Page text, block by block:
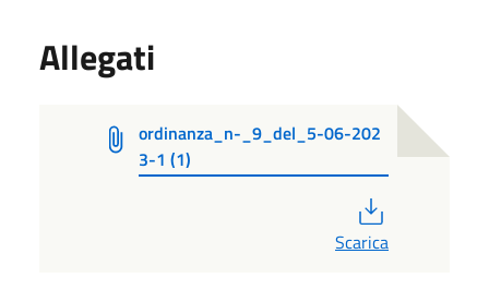
Allegati
ordinanza_n-_9_del_5-06-202
3-1 (1)
Scarica